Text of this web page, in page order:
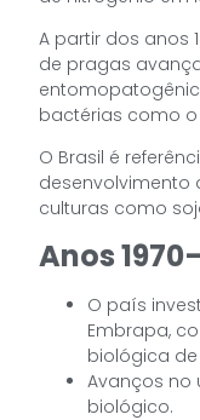
A partir dos anos
de pragas
bactérias como o
O Brasil é
desenvolvimento
culturas como
Anos
O país
Embrapa,
biológica
Avanços no
biológico.